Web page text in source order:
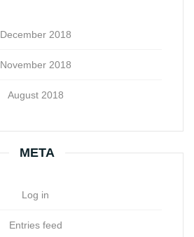
December 2018
November 2018
August 2018
META
Log in
Entries feed